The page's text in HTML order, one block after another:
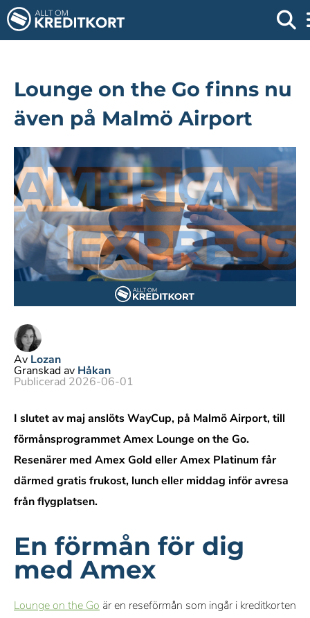
Lounge on the Go finns nu
även på Malmö Airport
Av Lozan
Granskad av Håkan
Publicerad 2026-06-01
I slutet av maj anslöts WayCup, på Malmö Airport, till
förmånsprogrammet Amex Lounge on the Go.
Resenärer med Amex Gold eller Amex Platinum får
därmed gratis frukost, lunch eller middag inför avresa
från flygplatsen.
En förmån för dig
med Amex
Lounge on the Go är en reseförmån som ingår i kreditkorten